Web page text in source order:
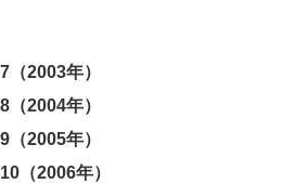
（2003年）
（2004年）
（2005年）
（2006年）